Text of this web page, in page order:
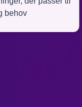
behov